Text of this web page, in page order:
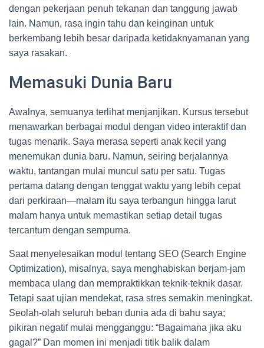
dengan pekerjaan penuh tekanan dan tanggung jawab
lain. Namun, rasa ingin tahu dan keinginan untuk
berkembang lebih besar daripada ketidaknyamanan yang
saya rasakan.
Memasuki Dunia Baru
Awalnya, semuanya terlihat menjanjikan. Kursus tersebut
menawarkan berbagai modul dengan video interaktif dan
tugas menarik. Saya merasa seperti anak kecil yang
menemukan dunia baru. Namun, seiring berjalannya
waktu, tantangan mulai muncul satu per satu. Tugas
pertama datang dengan tenggat waktu yang lebih cepat
dari perkiraan—malam itu saya terbangun hingga larut
malam hanya untuk memastikan setiap detail tugas
tercantum dengan sempurna.
Saat menyelesaikan modul tentang SEO (Search Engine
Optimization), misalnya, saya menghabiskan berjam-jam
membaca ulang dan mempraktikkan teknik-teknik dasar.
Tetapi saat ujian mendekat, rasa stres semakin meningkat.
Seolah-olah seluruh beban dunia ada di bahu saya;
pikiran negatif mulai mengganggu: “Bagaimana jika aku
gagal?” Dan momen ini menjadi titik balik dalam